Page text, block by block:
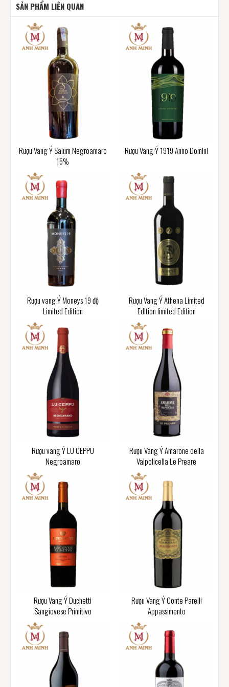
SẢN PHẨM LIÊN QUAN
Rượu Vang Ý Salum Negroamaro
15%
Rượu Vang Ý 1919 Anno Domini
Rượu vang Ý Moneys 19 độ
Limited Edition
Rượu Vang Ý Athena Limited
Edition limited Edition
Rượu vang Ý LU CEPPU
Negroamaro
Rượu Vang Ý Amarone della
Valpolicella Le Preare
Rượu Vang Ý Duchetti
Sangiovese Primitivo
Rượu Vang Ý Conte Parelli
Appassimento